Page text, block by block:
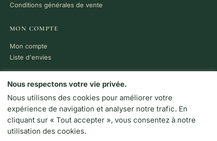
Conditions générales de vente
MON COMPTE
Mon compte
Liste d'envies
PAIEMENT 100% SÉCURISÉ
VISA MC CB
LIVRAISON RAPIDE
Colissimo · Chronopost
Nous respectons votre vie privée.
Nous utilisons des cookies pour améliorer votre
expérience de navigation et analyser notre trafic. En
cliquant sur « Tout accepter », vous consentez à notre
utilisation des cookies.